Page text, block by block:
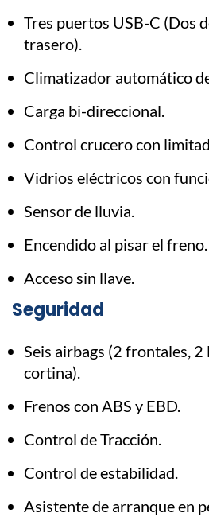
Tres puertos USB-C (Dos
trasero).
Climatizador automático
Carga bi-direccional.
Control crucero con
Vidrios eléctricos con
Sensor de lluvia.
Encendido al pisar el freno.
Acceso sin llave.
Seguridad
Seis airbags (2 frontales,
cortina).
Frenos con ABS y EBD.
Control de Tracción.
Control de estabilidad.
Asistente de arranque en